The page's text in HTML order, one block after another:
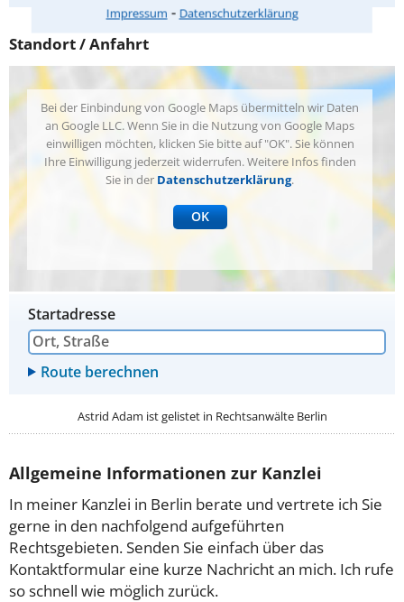
Impressum ⁃ Datenschutzerklärung
Standort / Anfahrt
Bei der Einbindung von Google Maps übermitteln wir Daten
an Google LLC. Wenn Sie in die Nutzung von Google Maps
einwilligen möchten, klicken Sie bitte auf "OK". Sie können
Ihre Einwilligung jederzeit widerrufen. Weitere Infos finden
Sie in der Datenschutzerklärung.
OK
Startadresse
Astrid Adam ist gelistet in Rechtsanwälte Berlin
Allgemeine Informationen zur Kanzlei
In meiner Kanzlei in Berlin berate und vertrete ich Sie
gerne in den nachfolgend aufgeführten
Rechtsgebieten. Senden Sie einfach über das
Kontaktformular eine kurze Nachricht an mich. Ich rufe
so schnell wie möglich zurück.